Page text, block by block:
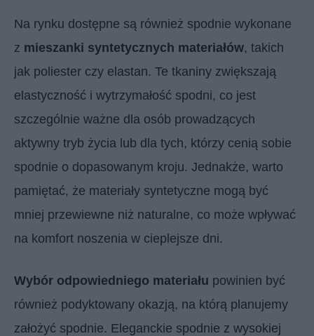
Na rynku dostępne są również spodnie wykonane
z mieszanki syntetycznych materiałów, takich
jak poliester czy elastan. Te tkaniny zwiększają
elastyczność i wytrzymałość spodni, co jest
szczególnie ważne dla osób prowadzących
aktywny tryb życia lub dla tych, którzy cenią sobie
spodnie o dopasowanym kroju. Jednakże, warto
pamiętać, że materiały syntetyczne mogą być
mniej przewiewne niż naturalne, co może wpływać
na komfort noszenia w cieplejsze dni.
Wybór odpowiedniego materiału powinien być
również podyktowany okazją, na którą planujemy
założyć spodnie. Eleganckie spodnie z wysokiej